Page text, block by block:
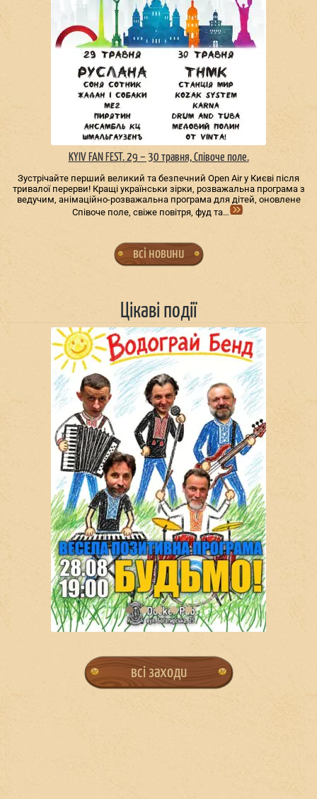
KYIV FAN FEST. 29 – 30 травня, Співоче поле.
Зустрічайте перший великий та безпечний Open Air у Києві після
тривалої перерви! Кращі українськи зірки, розважальна програма з
ведучим, анімаційно-розважальна програма для дітей, оновлене
Співоче поле, свіже повітря, фуд та…
всі новини
Цікаві події
всі заходи